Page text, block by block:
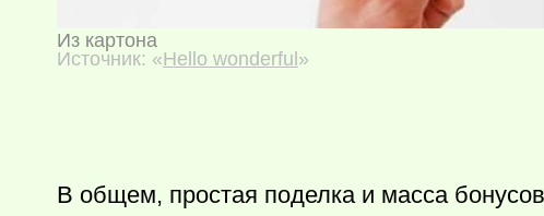
Из картона
Источник: «Hello wonderful »
В общем, простая поделка и масса